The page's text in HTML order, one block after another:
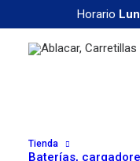
Horario
Tienda
Baterías,